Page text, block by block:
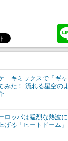
ーキミックスで「ギャ
みた！ 流れる星空の
ロッパは猛烈な熱波
げる「ヒートドーム